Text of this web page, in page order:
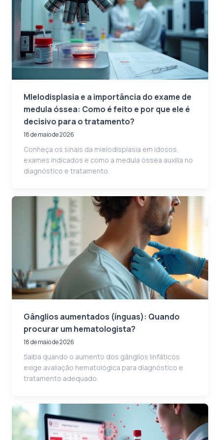
MIelodisplasia e a importância do exame de
medula óssea: Como é feito e por que ele é
decisivo para o tratamento?
18 de maio de 2026
Conheça os sinais da mielodisplasia em idosos,
exames indicados e como a medula óssea auxilia no
diagnóstico e tratamento.
Gânglios aumentados (ínguas): Quando
procurar um hematologista?
18 de maio de 2026
Saiba quando o aumento dos gânglios linfáticos
exige avaliação hematológica para diagnóstico e
tratamento adequado.